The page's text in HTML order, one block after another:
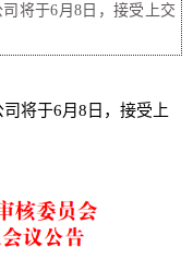
将于6月8日，接受上交
将于6月8日，接受上